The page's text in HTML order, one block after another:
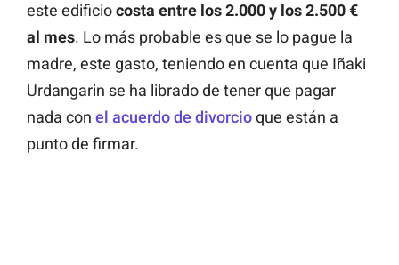
este edificiocosta entre los 2.000 y los 2.500 €
al mes. Lo más probable es que se lo pague la
madre, este gasto, teniendo en cuenta que Iñaki
Urdangarin se ha librado de tener que pagar
nada con el acuerdo de divorcioque están a
punto de firmar.